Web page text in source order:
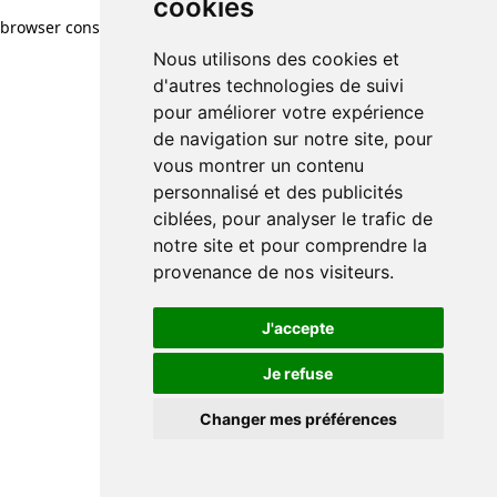
cookies
Nous utilisons des cookies et
d'autres technologies de suivi
pour améliorer votre expérience
de navigation sur notre site, pour
vous montrer un contenu
personnalisé et des publicités
ciblées, pour analyser le trafic de
notre site et pour comprendre la
provenance de nos visiteurs.
J'accepte
Je refuse
Changer mes préférences
browser console for more information)